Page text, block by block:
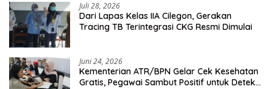
Juli 28, 2026
Dari Lapas Kelas IIA Cilegon, Gerakan
Tracing TB Terintegrasi CKG Resmi Dimulai
Juni 24, 2026
Kementerian ATR/BPN Gelar Cek Kesehatan
Gratis, Pegawai Sambut Positif untuk Deteksi